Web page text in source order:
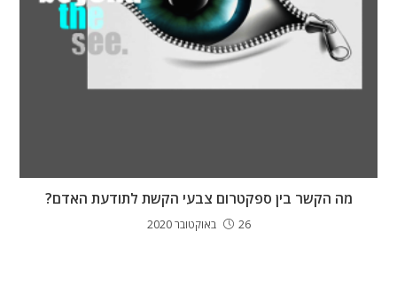
מה הקשר בין ספקטרום צבעי הקשת לתודעת האדם?
26 באוקטובר 2020